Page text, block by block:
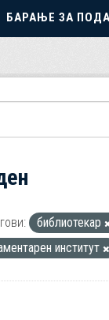
БАРАЊЕ ЗА
библиотекар
институт